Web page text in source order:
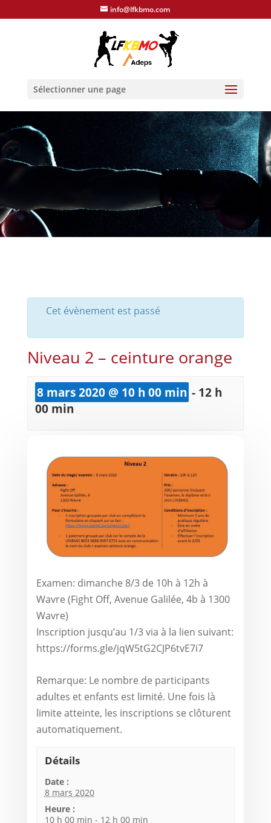
info@lfkbmo.com
Sélectionner une page
Cet évènement est passé
Niveau 2 – ceinture orange
8 mars 2020 @ 10 h 00 min - 12 h
00 min
Examen: dimanche 8/3 de 10h à 12h à
Wavre (Fight Off, Avenue Galilée, 4b à 1300
Wavre)
Inscription jusqu’au 1/3 via à la lien suivant:
https://forms.gle/jqW5tG2CJP6tvE7i7
Remarque: Le nombre de participants
adultes et enfants est limité. Une fois là
limite atteinte, les inscriptions se clôturent
automatiquement.
Détails
Date :
8 mars 2020
Heure :
10 h 00 min - 12 h 00 min